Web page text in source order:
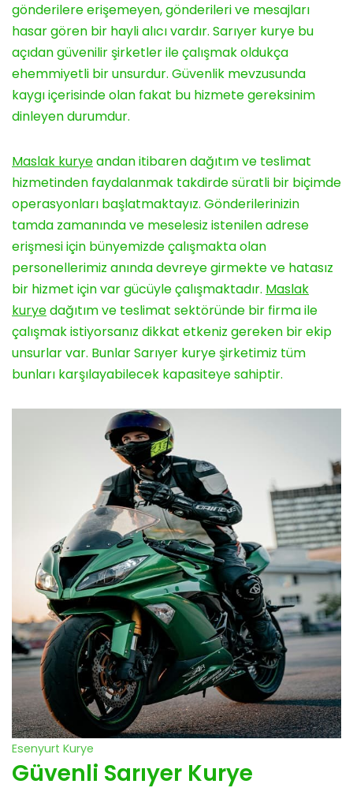
gönderilere erişemeyen, gönderileri ve mesajları
hasar gören bir hayli alıcı vardır. Sarıyer kurye bu
açıdan güvenilir şirketler ile çalışmak oldukça
ehemmiyetli bir unsurdur. Güvenlik mevzusunda
kaygı içerisinde olan fakat bu hizmete gereksinim
dinleyen durumdur.
Maslak kuryeandan itibaren dağıtım ve teslimat
hizmetinden faydalanmak takdirde süratli bir biçimde
operasyonları başlatmaktayız. Gönderilerinizin
tamda zamanında ve meselesiz istenilen adrese
erişmesi için bünyemizde çalışmakta olan
personellerimiz anında devreye girmekte ve hatasız
bir hizmet için var gücüyle çalışmaktadır. Maslak
kuryedağıtım ve teslimat sektöründe bir firma ile
çalışmak istiyorsanız dikkat etkeniz gereken bir ekip
unsurlar var. Bunlar Sarıyer kurye şirketimiz tüm
bunları karşılayabilecek kapasiteye sahiptir.
Esenyurt Kurye
Güvenli Sarıyer Kurye